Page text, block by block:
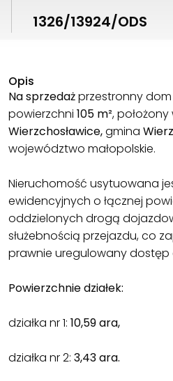
1326/13924/ODS
Opis
Na sprzedażprzestronny
powierzchni 105 m²,
Wierzchosławice,gmina
województwo małopolskie.
Nieruchomość usytuowana
ewidencyjnych o łącznej
oddzielonych drogą
służebnością przejazdu, co
prawnie uregulowany
Powierzchnie działek:
działka nr 1: 10,59 ara,
działka nr 2: 3,43 ara.